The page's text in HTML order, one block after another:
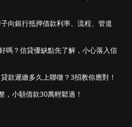
向銀行抵押借款利率、流程、管道
嗎？信貸優缺點先了解，小心落入信
款遲繳多久上聯徵？3招教你應對！
，小額借款30萬輕鬆過！